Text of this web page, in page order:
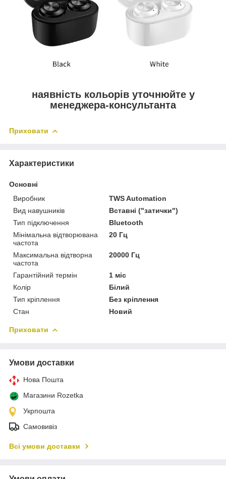
наявність кольорів уточнюйте у
менеджера-консультанта
Приховати
Характеристики
Основні
Виробник
TWS Automation
Вид навушників
Вставні ("затички")
Тип підключення
Bluetooth
Мінімальна відтворювана
частота
20 Гц
Максимальна відтворна
частота
20000 Гц
Гарантійний термін
1 міс
Колір
Білий
Тип кріплення
Без кріплення
Стан
Новий
Приховати
Умови доставки
Нова Пошта
Магазини Rozetka
Укрпошта
Самовивіз
Всі умови доставки